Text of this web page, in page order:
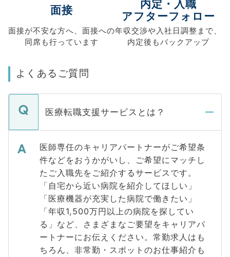
面接
面接が不安な方へ、 面接への
同席も行っています
内定・入職
アフターフォロー
年収交渉や入社日調整まで、
内定後もバックアップ
よくあるご質問
医療転職支援サービスとは？
医師専任のキャリアパートナーがご希望条
件などをおうかがいし、ご希望にマッチし
たご入職先をご紹介するサービスです。
「自宅から近い病院を紹介してほしい」
「医療機器が充実した病院で働きたい」
「年収1,500万円以上の病院を探してい
る」など、さまざまなご要望をキャリアパ
ートナーにお伝えください。常勤求人はも
ちろん、非常勤・スポットのお仕事紹介も